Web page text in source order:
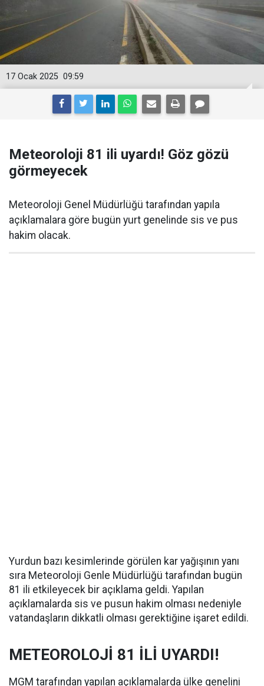
09:59
17 Ocak 2025
Meteoroloji 81 ili uyardı! Göz gözü
görmeyecek
Meteoroloji Genel Müdürlüğü tarafından yapıla
açıklamalara göre bugün yurt genelinde sis ve pus
hakim olacak.
Yurdun bazı kesimlerinde görülen kar yağışının yanı
sıra Meteoroloji Genle Müdürlüğü tarafından bugün
81 ili etkileyecek bir açıklama geldi. Yapılan
açıklamalarda sis ve pusun hakim olması nedeniyle
vatandaşların dikkatli olması gerektiğine işaret edildi.
METEOROLOJİ 81 İLİ UYARDI!
MGM tarafından yapılan açıklamalarda ülke genelini